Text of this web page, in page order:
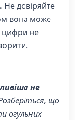
Не довіряйте
вона може
цифри не
не
що
огульних